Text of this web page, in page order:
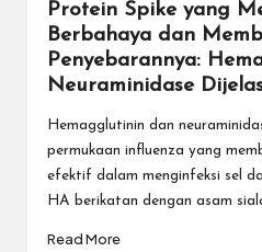
Protein Spike yang
Berbahaya dan
Penyebarannya:
Neuraminidase
Hemagglutinin dan
permukaan influenza yang
efektif dalam menginfeksi sel
HA berikatan dengan asam
Read More